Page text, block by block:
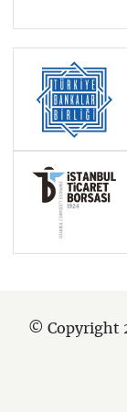
© Copyright